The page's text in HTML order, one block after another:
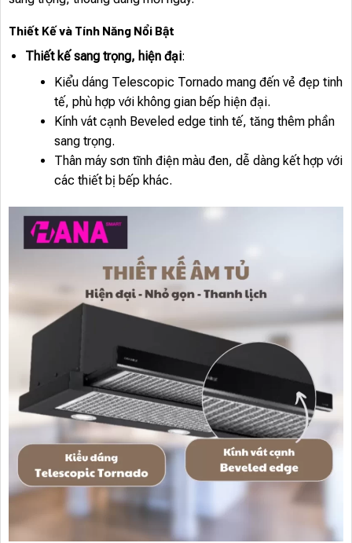
Thiết Kế và Tính Năng Nổi Bật
Thiết kế sang trọng, hiện đại:
Kiểu dáng Telescopic Tornado mang đến vẻ đẹp tinh
tế, phù hợp với không gian bếp hiện đại.
Kính vát cạnh Beveled edge tinh tế, tăng thêm phần
sang trọng.
Thân máy sơn tĩnh điện màu đen, dễ dàng kết hợp với
các thiết bị bếp khác.